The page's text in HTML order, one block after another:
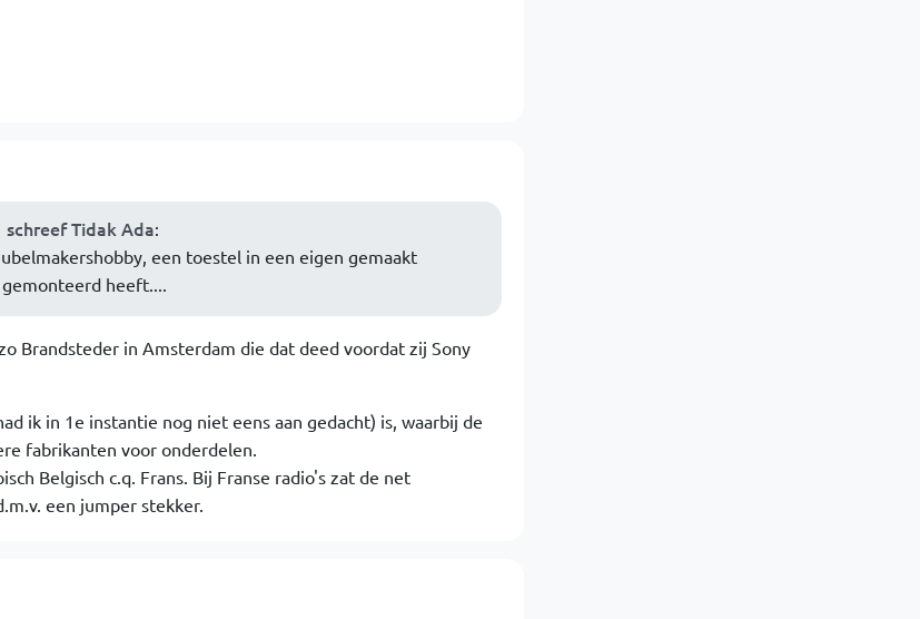
schreef Tidak Ada:
een toestel in een eigen gemaakt
heeft....
Brandsteder in Amsterdam die dat deed voordat zij Sony
ik in 1e instantie nog niet eens aan gedacht) is, waarbij de
fabrikanten voor onderdelen.
Belgisch c.q. Frans. Bij Franse radio's zat de net
een jumper stekker.